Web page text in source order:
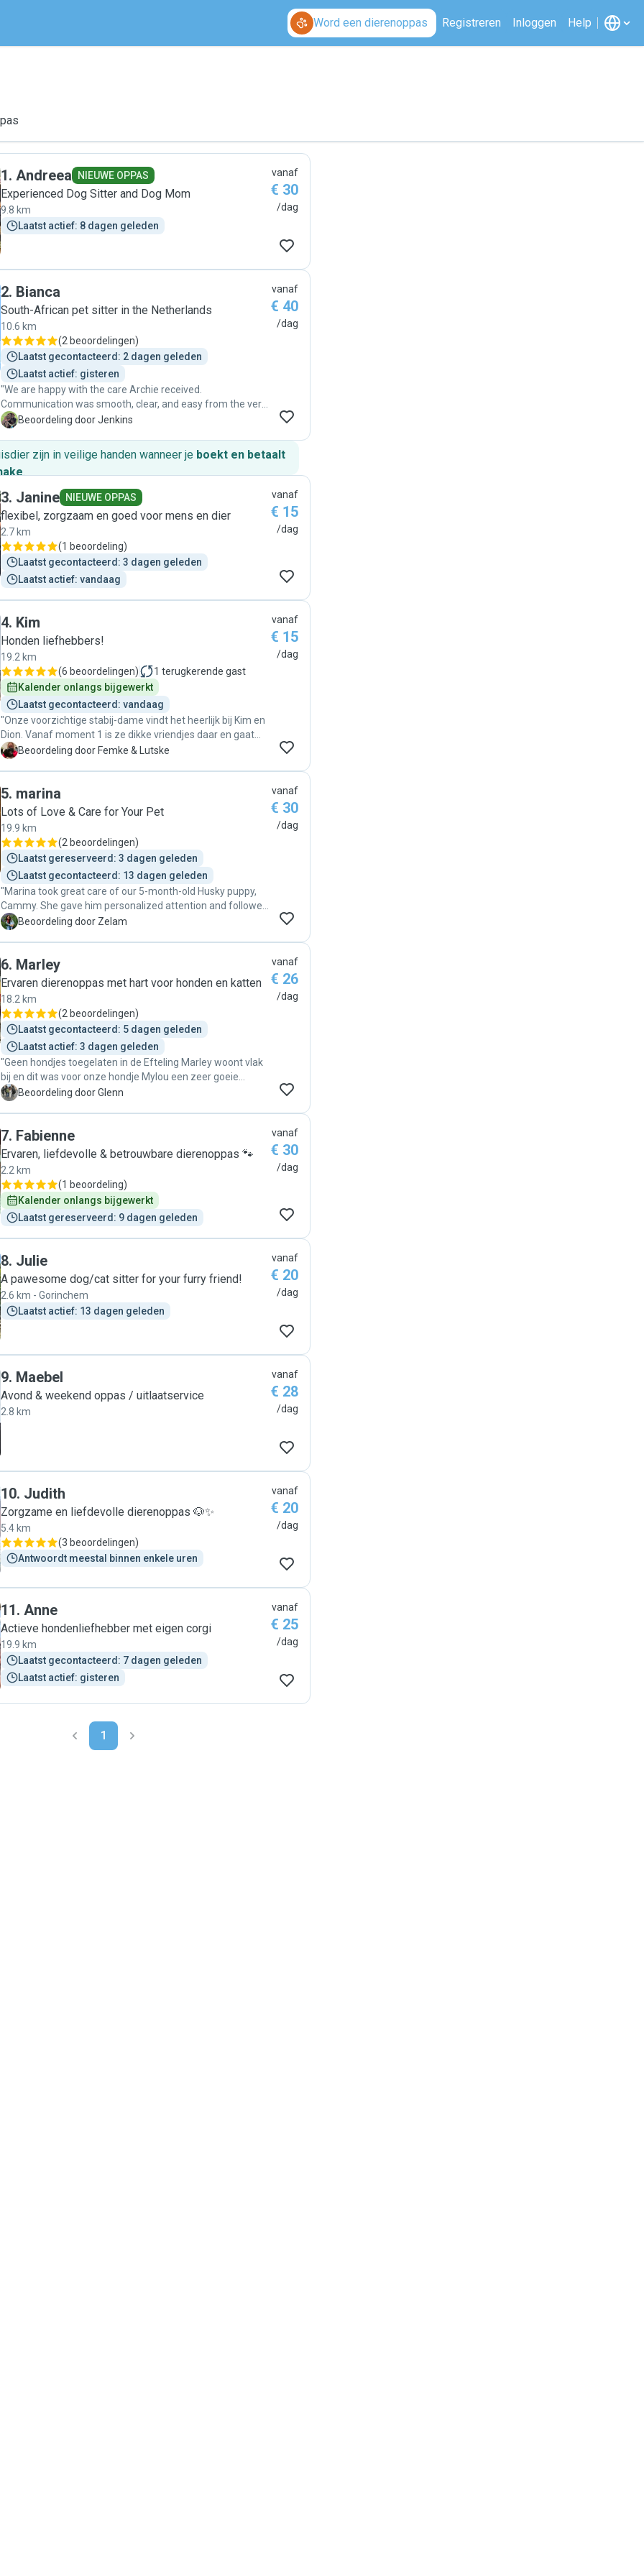
Word een dierenoppas Registreren Inloggen Help
1. Andreea NIEUWE OPPAS
Experienced Dog Sitter and Dog Mom
9.8 km
Laatst actief: 8 dagen geleden
vanaf
€ 30
/dag
2. Bianca
South-African pet sitter in the Netherlands
10.6 km
(2 beoordelingen)
Laatst gecontacteerd: 2 dagen geleden
Laatst actief: gisteren
"We are happy with the care Archie received.
Communication was smooth, clear, and easy from the very
beginning. We received daily updates with photos and
love and attention. Bianca treated him as if he were her
own, and we could tell he was happy and well looked after.
We would definitely ask her to look after Archie again."
J Beoordeling door Jenkins
vanaf
€ 40
/dag
zijn in veilige handen wanneer je boekt en betaalt
.
3. Janine NIEUWE OPPAS
flexibel, zorgzaam en goed voor mens en dier
2.7 km
(1 beoordeling)
Laatst gecontacteerd: 3 dagen geleden
Laatst actief: vandaag
vanaf
€ 15
/dag
4. Kim
Honden liefhebbers!
19.2 km
(6 beoordelingen) 1 terugkerende gast
Kalender onlangs bijgewerkt
Laatst gecontacteerd: vandaag
"Onze voorzichtige stabij-dame vindt het heerlijk bij Kim en
Dion. Vanaf moment 1 is ze dikke vriendjes daar en gaat
enthousiast kwispelstaartend naar binnen. Kim en Dion zijn
F Beoordeling door Femke & Lutske
vanaf
€ 15
/dag
5. marina
Lots of Love & Care for Your Pet
19.9 km
(2 beoordelingen)
Laatst gereserveerd: 3 dagen geleden
Laatst gecontacteerd: 13 dagen geleden
"Marina took great care of our 5-month-old Husky puppy,
Cammy. She gave him personalized attention and followed
our instructions carefully. We really appreciated how she
up times, which was a big help. Cammy came home happily
tired and relaxed. We’re very pleased with the care she
provided and would gladly recommend her. "
Z Beoordeling door Zelam
vanaf
€ 30
/dag
6. Marley
Ervaren dierenoppas met hart voor honden en katten
18.2 km
(2 beoordelingen)
Laatst gecontacteerd: 5 dagen geleden
Laatst actief: 3 dagen geleden
"Geen hondjes toegelaten in de Efteling Marley woont vlak
bij en dit was voor onze hondje Mylou een zeer goeie
opvang , Mylou is niet gewoon om bij iemand ander te
G Beoordeling door Glenn
vanaf
€ 26
/dag
7. Fabienne
Ervaren, liefdevolle & betrouwbare dierenoppas 🐾
2.2 km
(1 beoordeling)
Kalender onlangs bijgewerkt
Laatst gereserveerd: 9 dagen geleden
vanaf
€ 30
/dag
8. Julie
A pawesome dog/cat sitter for your furry friend!
2.6 km - Gorinchem
Laatst actief: 13 dagen geleden
vanaf
€ 20
/dag
9. Maebel
Avond & weekend oppas / uitlaatservice
2.8 km
vanaf
€ 28
/dag
10. Judith
Zorgzame en liefdevolle dierenoppas 🐶✨
5.4 km
(3 beoordelingen)
Antwoordt meestal binnen enkele uren
vanaf
€ 20
/dag
11. Anne
Actieve hondenliefhebber met eigen corgi
19.9 km
Laatst gecontacteerd: 7 dagen geleden
Laatst actief: gisteren
vanaf
€ 25
/dag
1